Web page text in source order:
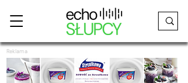
Reklama